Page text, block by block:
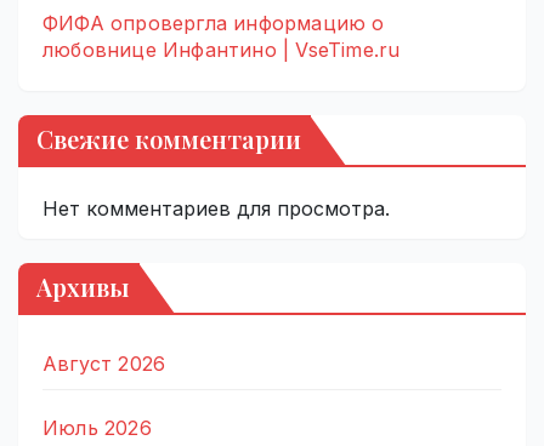
ФИФА опровергла информацию о
любовнице Инфантино | VseTime.ru
Свежие комментарии
Нет комментариев для просмотра.
Архивы
Август 2026
Июль 2026